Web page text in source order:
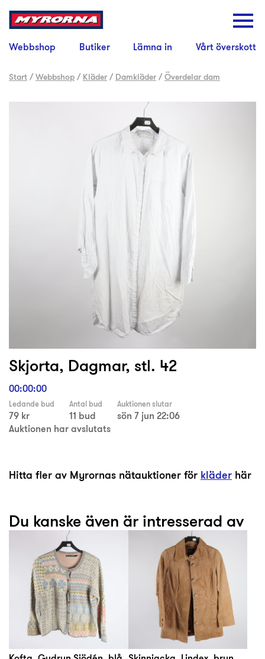
Webbshop Butiker Lämna in Vårt överskott
Start /Webbshop / Kläder / Damkläder /Överdelar dam
Skjorta, Dagmar, stl. 42
00:00:00
Ledande bud
79 kr
Antal bud
11 bud
Auktionen slutar
sön 7 jun 22:06
Auktionen har avslutats
Hitta fler av Myrornas nätauktioner för kläder här
Du kanske även är intresserad av